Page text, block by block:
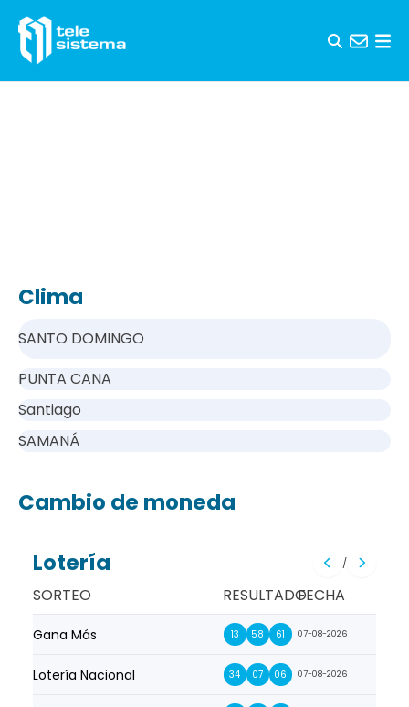
Clima
SANTO DOMINGO
PUNTA CANA
Santiago
SAMANÁ
Cambio de moneda
Lotería /
SORTEO RESULTADOFECHA
Gana Más 13 58 61 07-08-2026
Lotería Nacional 34 07 06 07-08-2026